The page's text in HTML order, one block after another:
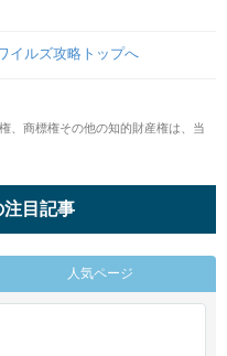
イルズ攻略トップへ
、商標権その他の知的財産権は、当
注目記事
人気ページ